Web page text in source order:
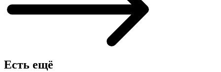
Есть ещё